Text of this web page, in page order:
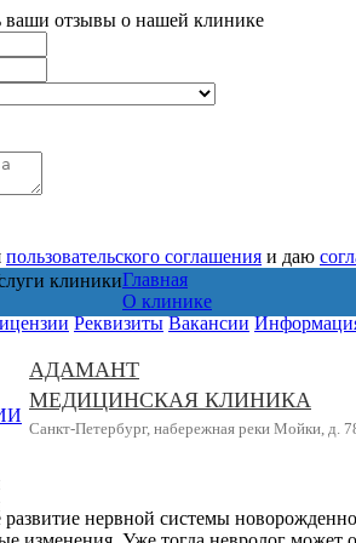
ваши отзывы о нашей клинике
пользовательского соглашения и даю
клиникиГлавная
О клинике
Реквизиты Вакансии
АДАМАНТ
МЕДИЦИНСКАЯ КЛИНИКА
Санкт-Петербург, набережная реки Мойки, д.
нервной системы